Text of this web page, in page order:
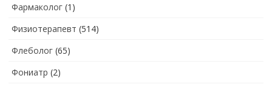
Фармаколог (1)
Физиотерапевт (514)
Флеболог (65)
Фониатр (2)